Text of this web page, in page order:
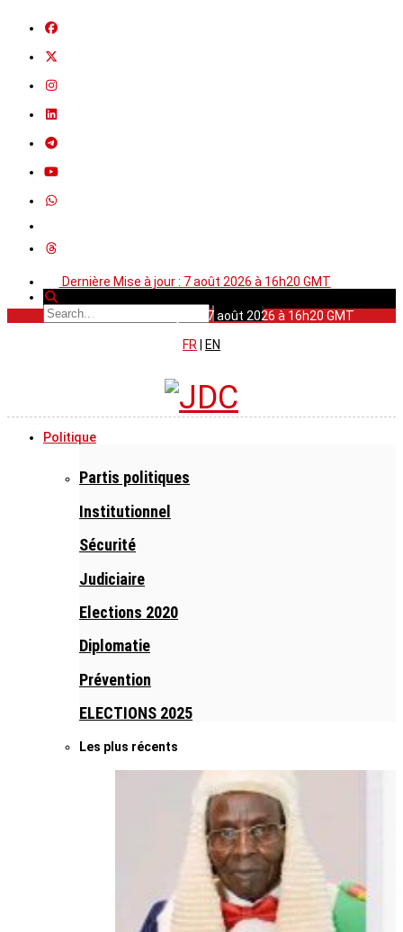
Dernière Mise à jour : 7 août 2026 à 16h20 GMT
Dernière Mise à jour : 7 août 2026 à 16h20 GMT
FR
EN
Politique
Partis politiques
Institutionnel
Sécurité
Judiciaire
Elections 2020
Diplomatie
Prévention
ELECTIONS 2025
Les plus récents